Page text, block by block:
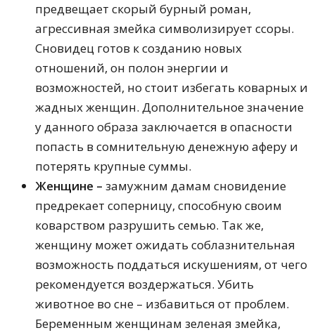
предвещает скорый бурный роман,
агрессивная змейка символизирует ссоры.
Сновидец готов к созданию новых
отношений, он полон энергии и
возможностей, но стоит избегать коварных и
жадных женщин. Дополнительное значение
у данного образа заключается в опасности
попасть в сомнительную денежную аферу и
потерять крупные суммы.
Женщине – замужним дамам сновидение
предрекает соперницу, способную своим
коварством разрушить семью. Так же,
женщину может ожидать соблазнительная
возможность поддаться искушениям, от чего
рекомендуется воздержаться. Убить
животное во сне – избавиться от проблем.
Беременным женщинам зеленая змейка,